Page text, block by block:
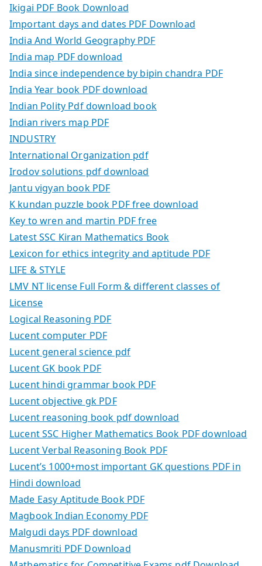
Ikigai PDF Book Download
Important days and dates PDF Download
India And World Geography PDF
India map PDF download
India since independence by bipin chandra PDF
India Year book PDF download
Indian Polity Pdf download book
Indian rivers map PDF
INDUSTRY
International Organization pdf
Irodov solutions pdf download
Jantu vigyan book PDF
K kundan puzzle book PDF free download
Key to wren and martin PDF free
Latest SSC Kiran Mathematics Book
Lexicon for ethics integrity and aptitude PDF
LIFE & STYLE
LMV NT license Full Form & different classes of
License
Logical Reasoning PDF
Lucent computer PDF
Lucent general science pdf
Lucent GK book PDF
Lucent hindi grammar book PDF
Lucent objective gk PDF
Lucent reasoning book pdf download
Lucent SSC Higher Mathematics Book PDF download
Lucent Verbal Reasoning Book PDF
Lucent’s 1000+most important GK questions PDF in
Hindi download
Made Easy Aptitude Book PDF
Magbook Indian Economy PDF
Malgudi days PDF download
Manusmriti PDF Download